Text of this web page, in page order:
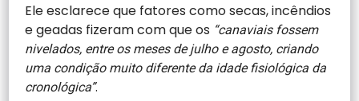
Ele esclarece que fatores como secas, incêndios
e geadas fizeram com que os “canaviais fossem
nivelados, entre os meses de julho e agosto, criando
uma condição muito diferente da idade fisiológica da
cronológica”.